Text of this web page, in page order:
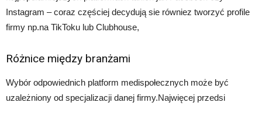
Instagram – coraz częściej decydują sie równiez tworzyć profile
firmy np.na TikToku lub Clubhouse,
Różnice między branżami
Wybór odpowiednich platform medispołecznych może być
uzależniony od specjalizacji danej firmy.Najwięcej przedsi